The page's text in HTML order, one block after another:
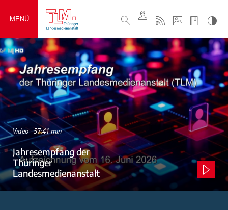
MENÜ
Video - 57:41 min
Jahresempfang der
Thüringer
Landesmedienanstalt